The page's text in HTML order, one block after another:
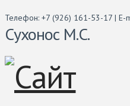
Телефон: +7 (926) 161-53-17 | E-
Сухонос М.С.